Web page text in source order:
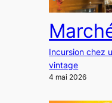
Incursion chez
vintage
4 mai 2026